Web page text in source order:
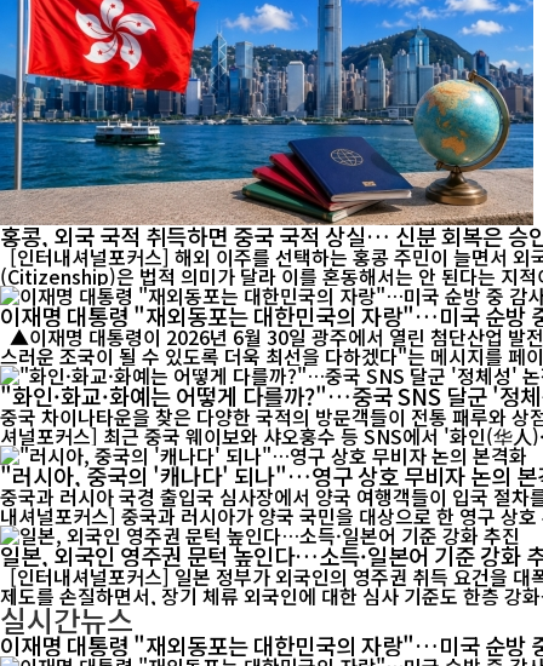
홍콩, 외국 국적 취득하면 중국 국적 상실… 신분 회복은 승
[인터내셔널포커스] 해외 이주를 선택하는 홍콩 주민이 늘면서
이재명 대통령 "재외동포는 대한민국의 자랑"…미국 순방
스러운 조국이 될 수 있도록 더욱 최선을 다하겠다"는 메시지를 페
"화인·화교·화예는 어떻게 다를까?"…중국 SNS 달군 '정
중국 차이나타운을 찾은 다양한 국적의 방문객들이 전통 패루와 상
셔널포커스] 최근 중국 웨이보와 샤오훙수 등 SNS에서 '화인(华人
"러시아, 중국의 '캐나다' 되나"…영구 상호 무비자 논의 본
중국과 러시아 국경 출입국 심사장에서 양국 여행객들이 입국 절차
내셔널포커스] 중국과 러시아가 양국 국민을 대상으로 한 영구 상
일본, 외국인 영주권 문턱 높인다…소득·일본어 기준 강화
[인터내셔널포커스] 일본 정부가 외국인의 영주권 취득 요건을 대
제도를 손질하면서, 장기 체류 외국인에 대한 심사 기준도 한층 강
실시간뉴스
이재명 대통령 "재외동포는 대한민국의 자랑"…미국 순방